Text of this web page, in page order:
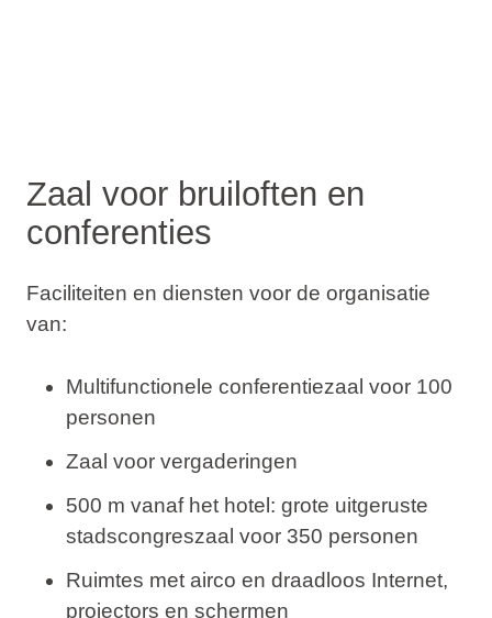
Zaal voor bruiloften en
conferenties
Faciliteiten en diensten voor de organisatie
van:
Multifunctionele conferentiezaal voor 100
personen
Zaal voor vergaderingen
500 m vanaf het hotel: grote uitgeruste
stadscongreszaal voor 350 personen
Ruimtes met airco en draadloos Internet,
projectors en schermen